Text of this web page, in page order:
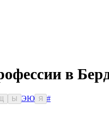
в
Ы ЭЮ Я
#